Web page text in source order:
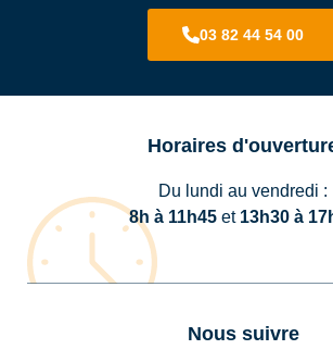
03 82 44 54 00
Horaires
Du lundi au vendredi :
8h à 11h45et 13h30 à
Nous suivre